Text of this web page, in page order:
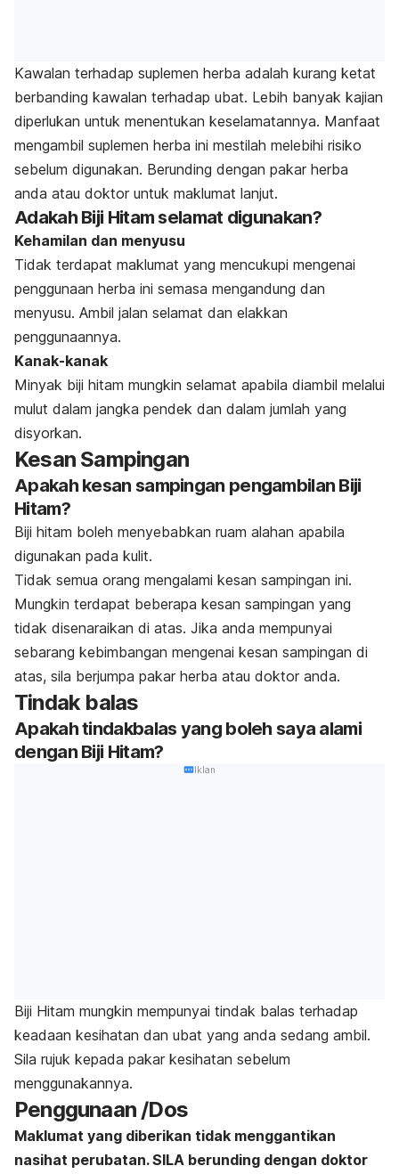
Kawalan terhadap suplemen herba adalah kurang ketat
berbanding kawalan terhadap ubat. Lebih banyak kajian
diperlukan untuk menentukan keselamatannya. Manfaat
mengambil suplemen herba ini mestilah melebihi risiko
sebelum digunakan. Berunding dengan pakar herba
anda atau doktor untuk maklumat lanjut.
Adakah Biji Hitam selamat digunakan?
Kehamilan dan menyusu
Tidak terdapat maklumat yang mencukupi mengenai
penggunaan herba ini semasa mengandung dan
menyusu. Ambil jalan selamat dan elakkan
penggunaannya.
Kanak-kanak
Minyak biji hitam mungkin selamat apabila diambil melalui
mulut dalam jangka pendek dan dalam jumlah yang
disyorkan.
Kesan Sampingan
Apakah kesan sampingan pengambilan Biji
Hitam?
Biji hitam boleh menyebabkan ruam alahan apabila
digunakan pada kulit.
Tidak semua orang mengalami kesan sampingan ini.
Mungkin terdapat beberapa kesan sampingan yang
tidak disenaraikan di atas. Jika anda mempunyai
sebarang kebimbangan mengenai kesan sampingan di
atas, sila berjumpa pakar herba atau doktor anda.
Tindak balas
Apakah tindakbalas yang boleh saya alami
dengan Biji Hitam?
Iklan
Biji Hitam mungkin mempunyai tindak balas terhadap
keadaan kesihatan dan ubat yang anda sedang ambil.
Sila rujuk kepada pakar kesihatan sebelum
menggunakannya.
Penggunaan /Dos
Maklumat yang diberikan tidak menggantikan
nasihat perubatan. SILA berunding dengan doktor